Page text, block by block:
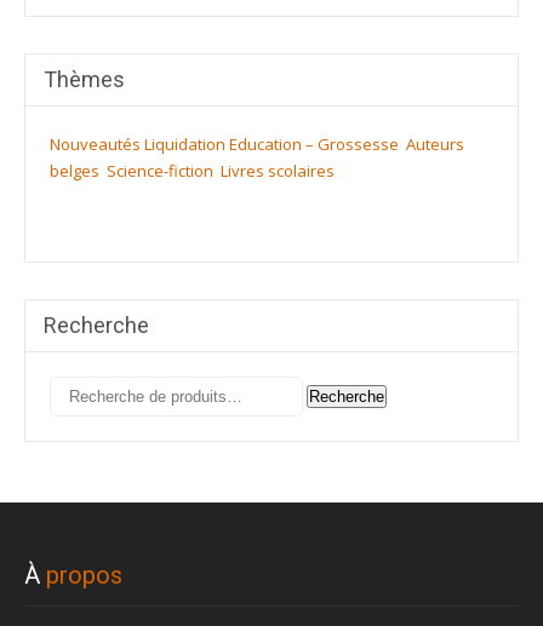
Thèmes
Nouveautés Liquidation Education – Grossesse Auteurs
belges Science-fiction Livres scolaires
Recherche
Recherche
Recherche
À propos